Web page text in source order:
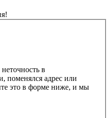
в
поменялся адрес или
это в форме ниже, и мы